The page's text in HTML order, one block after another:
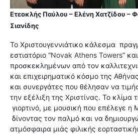
Ετεοκλής Παύλου – Ελένη Χατζίδου –
Σιανίδης
Το Χριστουγεννιάτικο κάλεσμα
εστιατόριο “Novak Athens Towers”
προσκεκλημένων από τον
και επιχειρηματικό κόσμο της
και συνεργάτες που θέλησαν να
την εξέλιξη της Χριστίνας. Το κλίμα
γιορτινό, με μουσική που επέλεγε
δίνοντας τον παλμό και να
ατμόσφαιρα μιάς φιλικής